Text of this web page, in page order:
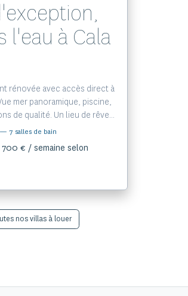
l'eau à Cala
rénovée avec accès direct à
mer panoramique, piscine,
de qualité. Un lieu de rêve...
— 7 salles de bain
700 € / semaine selon
nos villas à louer